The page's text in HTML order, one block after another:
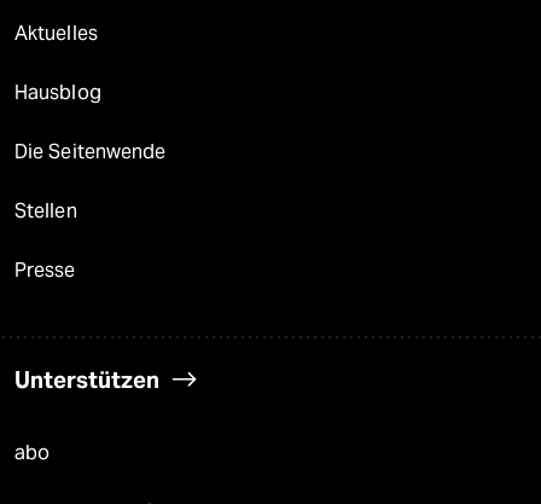
Aktuelles
Hausblog
Die Seitenwende
Stellen
Presse
Unterstützen
abo